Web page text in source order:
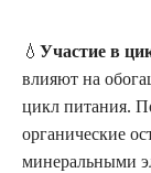
💧 Участие в
влияют на
цикл питания.
органические
минеральными